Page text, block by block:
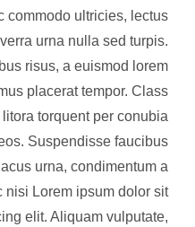
commodo ultricies, lectus
urna nulla sed turpis.
risus, a euismod lorem
placerat tempor. Class
torquent per conubia
Suspendisse faucibus
urna, condimentum a
nisi Lorem ipsum dolor sit
elit. Aliquam vulputate,